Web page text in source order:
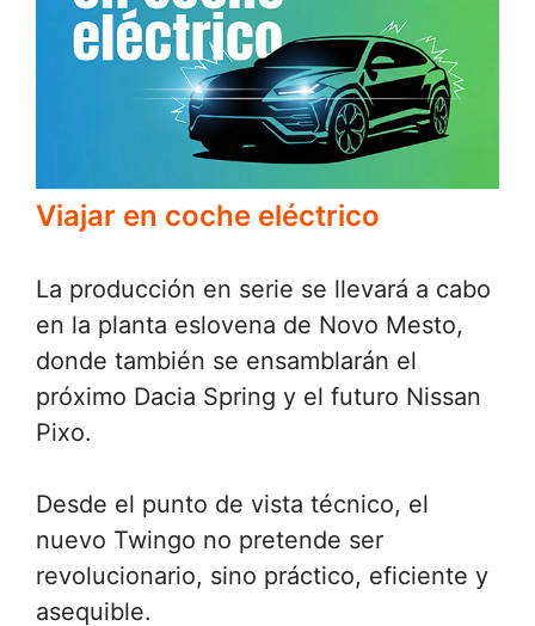
Viajar en coche eléctrico
La producción en serie se llevará a cabo
en la planta eslovena de Novo Mesto,
donde también se ensamblarán el
próximo Dacia Spring y el futuro Nissan
Pixo.
Desde el punto de vista técnico, el
nuevo Twingo no pretende ser
revolucionario, sino práctico, eficiente y
asequible.